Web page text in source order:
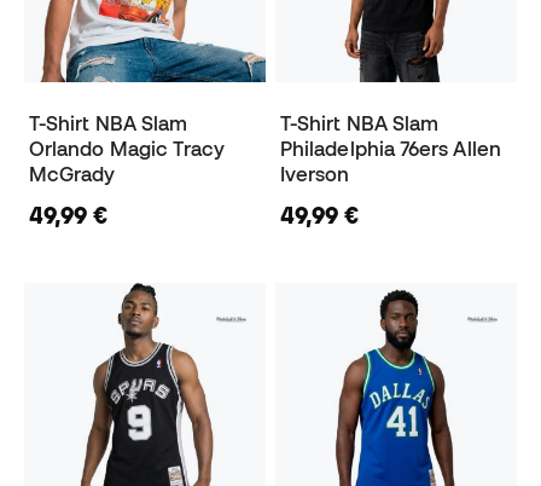
T-Shirt NBA Slam
Orlando Magic Tracy
McGrady
49,99 €
T-Shirt NBA Slam
Philadelphia 76ers Allen
Iverson
49,99 €